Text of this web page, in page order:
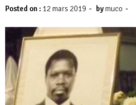
Posted on : 12 mars 2019 - bymuco -